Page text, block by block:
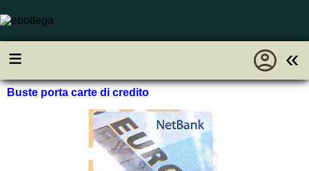
≡ «
account_circle
Buste porta carte di credito